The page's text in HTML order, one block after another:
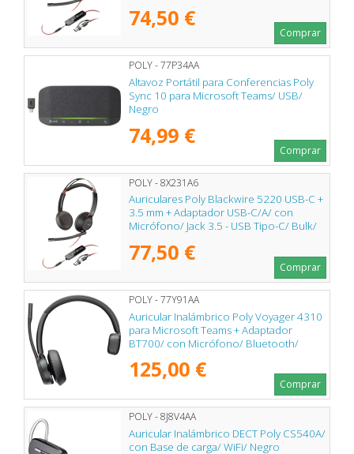
74,50 €
Comprar
POLY - 77P34AA
Altavoz Portátil para Conferencias Poly
Sync 10 para Microsoft Teams/ USB/
Negro
74,99 €
Comprar
POLY - 8X231A6
Auriculares Poly Blackwire 5220 USB-C +
3.5 mm + Adaptador USB-C/A/ con
Micrófono/ Jack 3.5 - USB Tipo-C/ Bulk/
77,50 €
Comprar
POLY - 77Y91AA
Auricular Inalámbrico Poly Voyager 4310
para Microsoft Teams + Adaptador
BT700/ con Micrófono/ Bluetooth/
125,00 €
Comprar
POLY - 8J8V4AA
Auricular Inalámbrico DECT Poly CS540A/
con Base de carga/ WiFi/ Negro